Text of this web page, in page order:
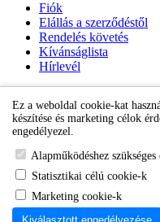
Fiók
Elállás a szerződéstől
Rendelés követés
Kívánságlista
Hírlevél
Gyermek Ékszer Shop
Ez a weboldal cookie-kat
készítése és marketing célok
engedélyezel.
Alapműködéshez
Statisztikai célú cookie-k
Marketing cookie-k